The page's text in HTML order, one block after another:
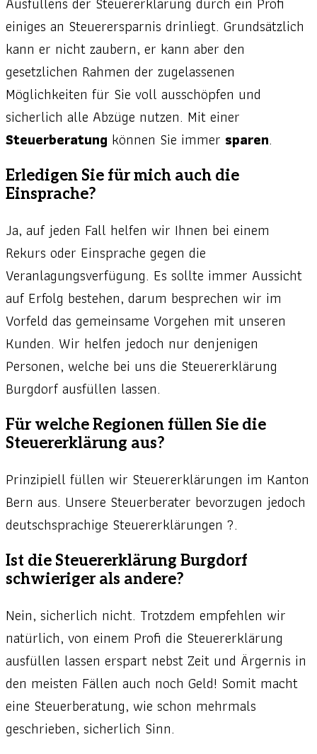
einiges an Steuerersparnis drinliegt. Grundsätzlich
kann er nicht zaubern, er kann aber den
gesetzlichen Rahmen der zugelassenen
Möglichkeiten für Sie voll ausschöpfen und
sicherlich alle Abzüge nutzen. Mit einer
Steuerberatung können Sie immer sparen.
Erledigen Sie für mich auch die
Einsprache?
Ja, auf jeden Fall helfen wir Ihnen bei einem
Rekurs oder Einsprache gegen die
Veranlagungsverfügung. Es sollte immer Aussicht
auf Erfolg bestehen, darum besprechen wir im
Vorfeld das gemeinsame Vorgehen mit unseren
Kunden. Wir helfen jedoch nur denjenigen
Personen, welche bei uns die Steuererklärung
Burgdorf ausfüllen lassen.
Für welche Regionen füllen Sie die
Steuererklärung aus?
Prinzipiell füllen wir Steuererklärungen im Kanton
Bern aus. Unsere Steuerberater bevorzugen jedoch
deutschsprachige Steuererklärungen ?.
Ist die Steuererklärung Burgdorf
schwieriger als andere?
Nein, sicherlich nicht. Trotzdem empfehlen wir
natürlich, von einem Profi die Steuererklärung
ausfüllen lassen erspart nebst Zeit und Ärgernis in
den meisten Fällen auch noch Geld! Somit macht
eine Steuerberatung, wie schon mehrmals
geschrieben, sicherlich Sinn.